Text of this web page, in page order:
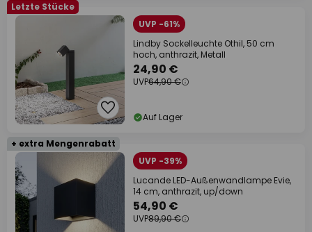
Letzte Stücke
UVP -61%
Lindby Sockelleuchte Othil, 50 cm
hoch, anthrazit, Metall
24,90 €
UVP64,90 €
Auf Lager
+ extra Mengenrabatt
UVP -39%
Lucande LED-Außenwandlampe Evie,
14 cm, anthrazit, up/down
54,90 €
UVP89,90 €